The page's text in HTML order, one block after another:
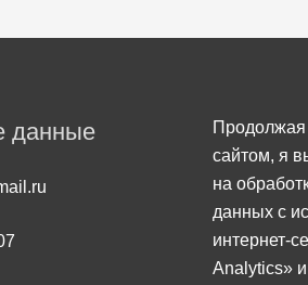
данные
сайтом, я
на
данных с
интернет-
Analytics»